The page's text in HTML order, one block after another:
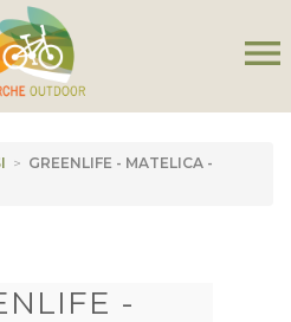
menu
> GREENLIFE - MATELICA -
-